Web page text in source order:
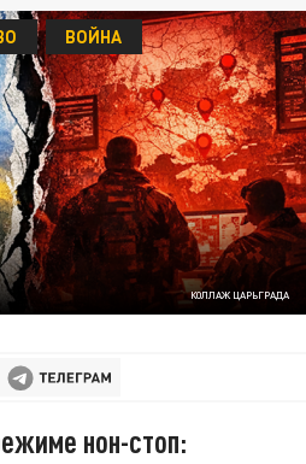
КОЛЛАЖ ЦАРЬГРАДА
ВОЙНА
нон-стоп: